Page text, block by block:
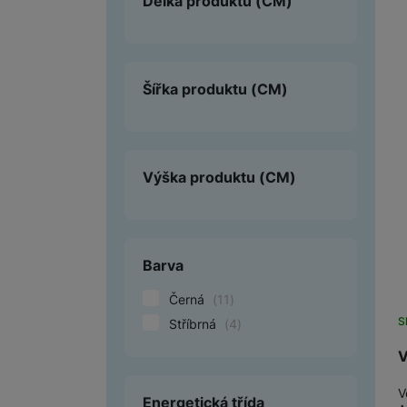
Šířka produktu (CM)
Výška produktu (CM)
Barva
Černá (11 )
Stříbrná
(4)
Energetická třída